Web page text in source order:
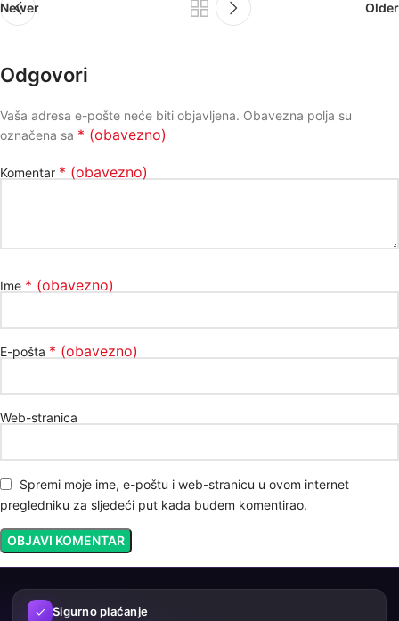
Newer Older
Odgovori
Vaša adresa e-pošte neće biti objavljena. Obavezna polja su
označena sa * (obavezno)
Komentar * (obavezno)
Ime * (obavezno)
E-pošta * (obavezno)
Web-stranica
Spremi moje ime, e-poštu i web-stranicu u ovom internet
pregledniku za sljedeći put kada budem komentirao.
✓ Sigurno plaćanje